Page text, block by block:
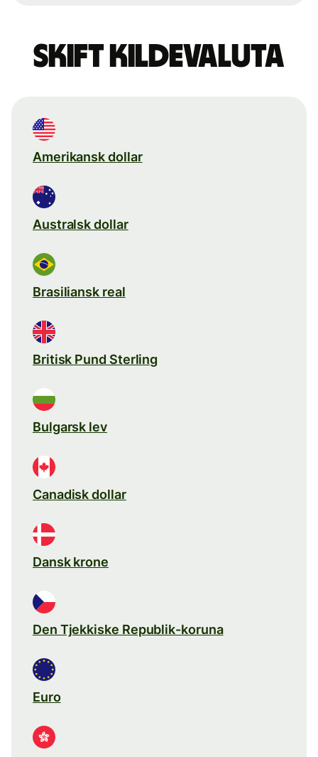
Skift kildevaluta
Amerikansk dollar
Australsk dollar
Brasiliansk real
Britisk Pund Sterling
Bulgarsk lev
Canadisk dollar
Dansk krone
Den Tjekkiske Republik-koruna
Euro